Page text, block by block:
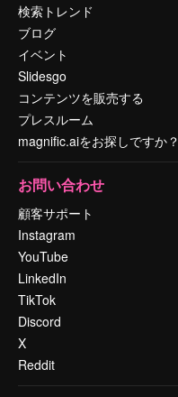
検索トレンド
ブログ
イベント
Slidesgo
コンテンツを販売する
プレスルーム
magnific.aiをお探しですか？
お問い合わせ
顧客サポート
Instagram
YouTube
LinkedIn
TikTok
Discord
X
Reddit